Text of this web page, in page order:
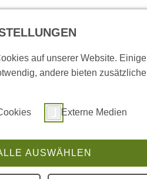
Katzen Current:
auf unserer Website. Einige
andere bieten zusätzliche
Externe Medien
AUSWÄHLEN